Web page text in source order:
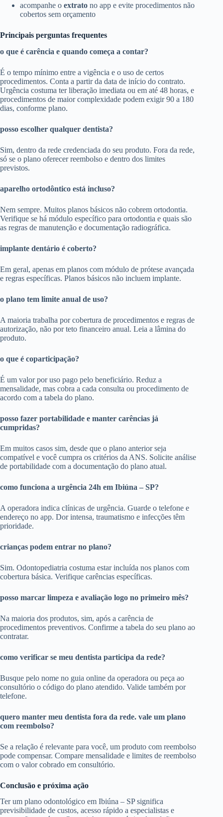
acompanhe o extrato no app e evite procedimentos não
cobertos sem orçamento
Principais perguntas frequentes
o que é carência e quando começa a contar?
É o tempo mínimo entre a vigência e o uso de certos
procedimentos. Conta a partir da data de início do contrato.
Urgência costuma ter liberação imediata ou em até 48 horas, e
procedimentos de maior complexidade podem exigir 90 a 180
dias, conforme plano.
posso escolher qualquer dentista?
Sim, dentro da rede credenciada do seu produto. Fora da rede,
só se o plano oferecer reembolso e dentro dos limites
previstos.
aparelho ortodôntico está incluso?
Nem sempre. Muitos planos básicos não cobrem ortodontia.
Verifique se há módulo específico para ortodontia e quais são
as regras de manutenção e documentação radiográfica.
implante dentário é coberto?
Em geral, apenas em planos com módulo de prótese avançada
e regras específicas. Planos básicos não incluem implante.
o plano tem limite anual de uso?
A maioria trabalha por cobertura de procedimentos e regras de
autorização, não por teto financeiro anual. Leia a lâmina do
produto.
o que é coparticipação?
É um valor por uso pago pelo beneficiário. Reduz a
mensalidade, mas cobra a cada consulta ou procedimento de
acordo com a tabela do plano.
posso fazer portabilidade e manter carências já
cumpridas?
Em muitos casos sim, desde que o plano anterior seja
compatível e você cumpra os critérios da ANS. Solicite análise
de portabilidade com a documentação do plano atual.
como funciona a urgência 24h em Ibiúna – SP?
A operadora indica clínicas de urgência. Guarde o telefone e
endereço no app. Dor intensa, traumatismo e infecções têm
prioridade.
crianças podem entrar no plano?
Sim. Odontopediatria costuma estar incluída nos planos com
cobertura básica. Verifique carências específicas.
posso marcar limpeza e avaliação logo no primeiro mês?
Na maioria dos produtos, sim, após a carência de
procedimentos preventivos. Confirme a tabela do seu plano ao
contratar.
como verificar se meu dentista participa da rede?
Busque pelo nome no guia online da operadora ou peça ao
consultório o código do plano atendido. Valide também por
telefone.
quero manter meu dentista fora da rede. vale um plano
com reembolso?
Se a relação é relevante para você, um produto com reembolso
pode compensar. Compare mensalidade e limites de reembolso
com o valor cobrado em consultório.
Conclusão e próxima ação
Ter um plano odontológico em Ibiúna – SP significa
previsibilidade de custos, acesso rápido a especialistas e